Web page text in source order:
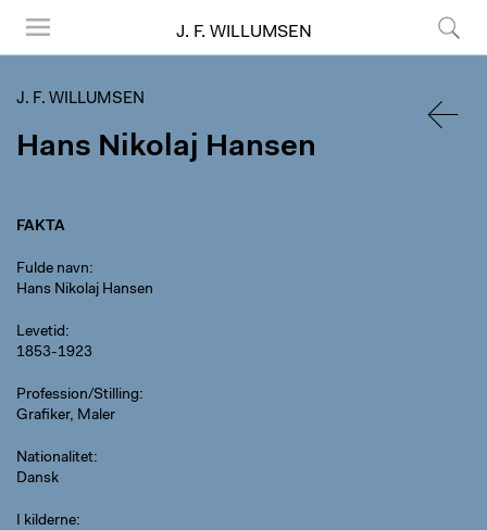
J. F. WILLUMSEN
J. F. WILLUMSEN
Hans Nikolaj Hansen
FAKTA
Fulde navn
Hans Nikolaj Hansen
Levetid
1853-1923
Profession/Stilling
Grafiker, Maler
Nationalitet
Dansk
I kilderne